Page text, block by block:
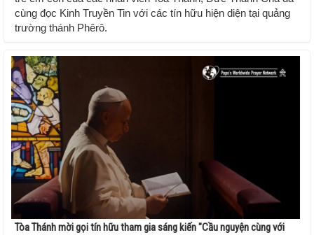
cùng đọc Kinh Truyền Tin với các tín hữu hiện diện tại quảng
trường thánh Phêrô.
Tòa Thánh mời gọi tín hữu tham gia sáng kiến "Cầu nguyện cùng với